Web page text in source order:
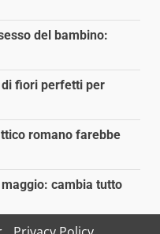
del bambino:
fiori perfetti per
romano farebbe
cambia tutto